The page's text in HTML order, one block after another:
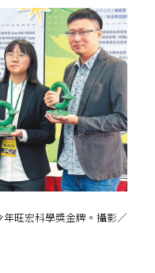
旺宏科學獎金牌。攝影／